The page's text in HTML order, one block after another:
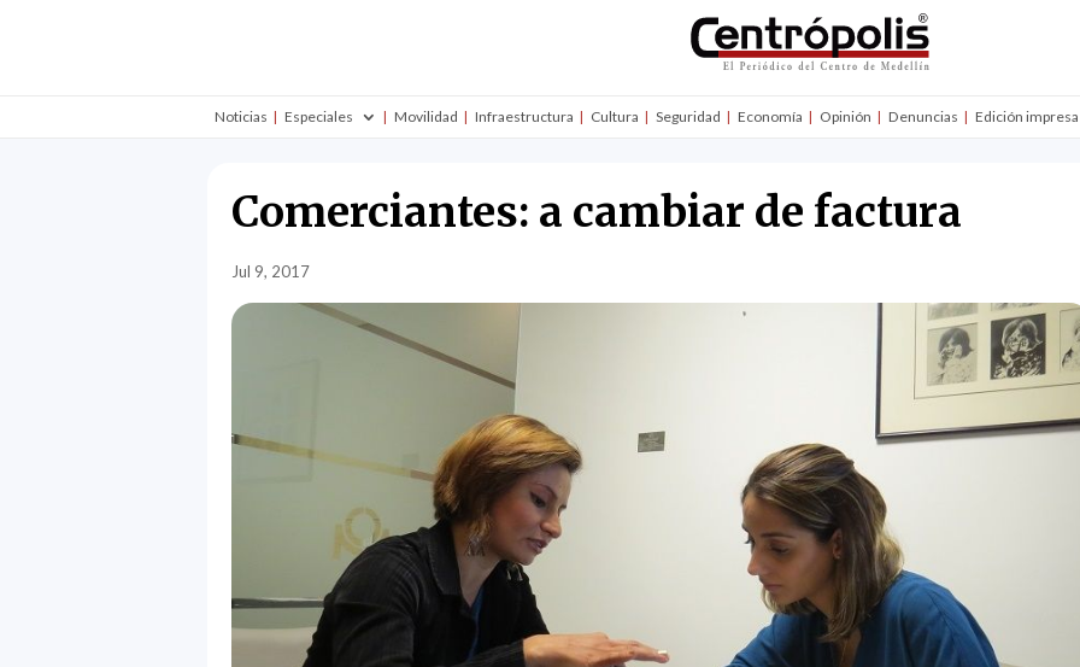
Noticias Especiales Movilidad Infraestructura Cultura Seguridad Economía Opinión Denuncias Edición impresa
Comerciantes: a cambiar de factura
Jul 9, 2017